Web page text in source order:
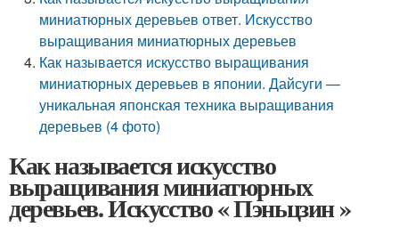
миниатюрных деревьев ответ. Искусство
выращивания миниатюрных деревьев
Как называется искусство выращивания
миниатюрных деревьев в японии. Дайсуги —
уникальная японская техника выращивания
деревьев (4 фото)
Как называется искусство
выращивания миниатюрных
деревьев. Искусство « Пэньцзин »